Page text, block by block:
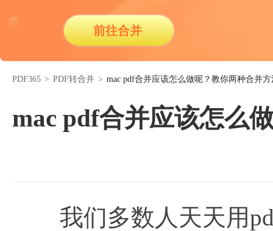
前往合并
PDF365 > PDF转合并 > mac pdf合并应该怎么做呢？教你两种合并方
mac pdf合并应该怎么
我们多数人天天用pdf